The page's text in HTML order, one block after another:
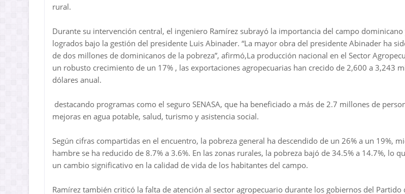
rural.
Durante su intervención central, el ingeniero Ramírez subrayó la importancia del campo dominicano
logrados bajo la gestión del presidente Luis Abinader. “La mayor obra del presidente Abinader ha
de dos millones de dominicanos de la pobreza”, afirmó,La producción nacional en el Sector
un robusto crecimiento de un 17% , las exportaciones agropecuarias han crecido de 2,600 a 3,243
dólares anual.
destacando programas como el seguro SENASA, que ha beneficiado a más de 2.7 millones de
mejoras en agua potable, salud, turismo y asistencia social.
Según cifras compartidas en el encuentro, la pobreza general ha descendido de un 26% a un 19%,
hambre se ha reducido de 8.7% a 3.6%. En las zonas rurales, la pobreza bajó de 34.5% a 14.7%, lo
un cambio significativo en la calidad de vida de los habitantes del campo.
Ramírez también criticó la falta de atención al sector agropecuario durante los gobiernos del Partido